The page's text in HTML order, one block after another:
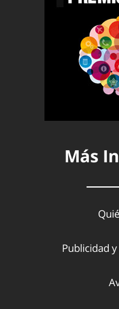
Más
Publicidad